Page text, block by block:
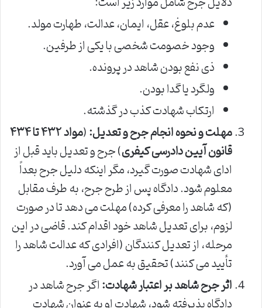
عدم بلوغ، عقل، ایمان، عدالت، طهارت مولد.
وجود خصومت شخصی با یکی از طرفین.
ذی نفع بودن شاهد در پرونده.
ولگرد یا گدا بودن.
ارتکاب شهادت کذب در گذشته.
مهلت و نحوه انجام جرح و تعدیل:(
مواد ۴۳۲ تا ۴۳۴
قانون آیین دادرسی کیفری) جرح و تعدیل باید قبل از
ادای شهادت صورت گیرد، مگر اینکه دلیل جرح بعداً
معلوم شود. دادگاه پس از طرح جرح، به طرف مقابل
(که شاهد را معرفی کرده) مهلت می دهد تا در صورت
لزوم، برای تعدیل شاهد خود اقدام کند. قاضی در این
مرحله، از تعدیل کنندگان (افرادی که عدالت شاهد را
تأیید می کنند) تحقیق به عمل می آورد.
اثر جرح شاهد بر اعتبار شهادت:اگر جرح شاهد در